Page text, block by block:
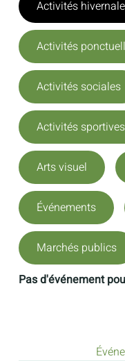
Activités
Activités
Activités sociales
Activités
Arts visuel
Événements
Marchés publics
Pas d'événement